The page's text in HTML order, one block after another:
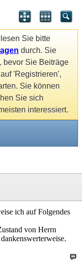
Sie bitte
durch. Sie
, bevor Sie Beiträge
'Registrieren',
Sie können
Sie sich
interessiert.
ich auf Folgendes
von Herrn